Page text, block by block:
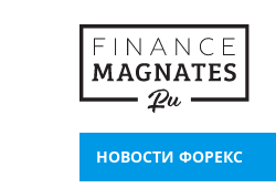
НОВОСТИ ФОРЕКС